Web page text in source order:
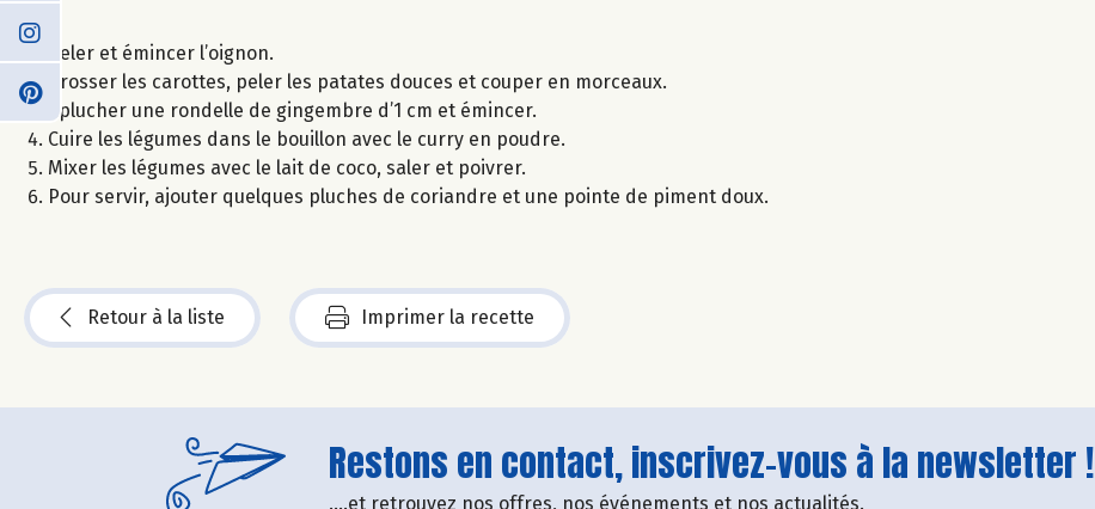
Peler et émincer l’oignon.
Brosser les carottes, peler les patates douces et couper en morceaux.
Éplucher une rondelle de gingembre d’1 cm et émincer.
Cuire les légumes dans le bouillon avec le curry en poudre.
Mixer les légumes avec le lait de coco, saler et poivrer.
Pour servir, ajouter quelques pluches de coriandre et une pointe de piment doux.
Retour à la liste Imprimer la recette
Restons en contact, inscrivez-vous à la newsletter !
....et retrouvez nos offres, nos événements et nos actualités.